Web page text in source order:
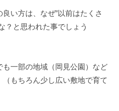
い方は、なぜ”以前はたくさ
？と思われた事でしょう
一部の地域（岡見公園）など
もちろん少し広い敷地で育て